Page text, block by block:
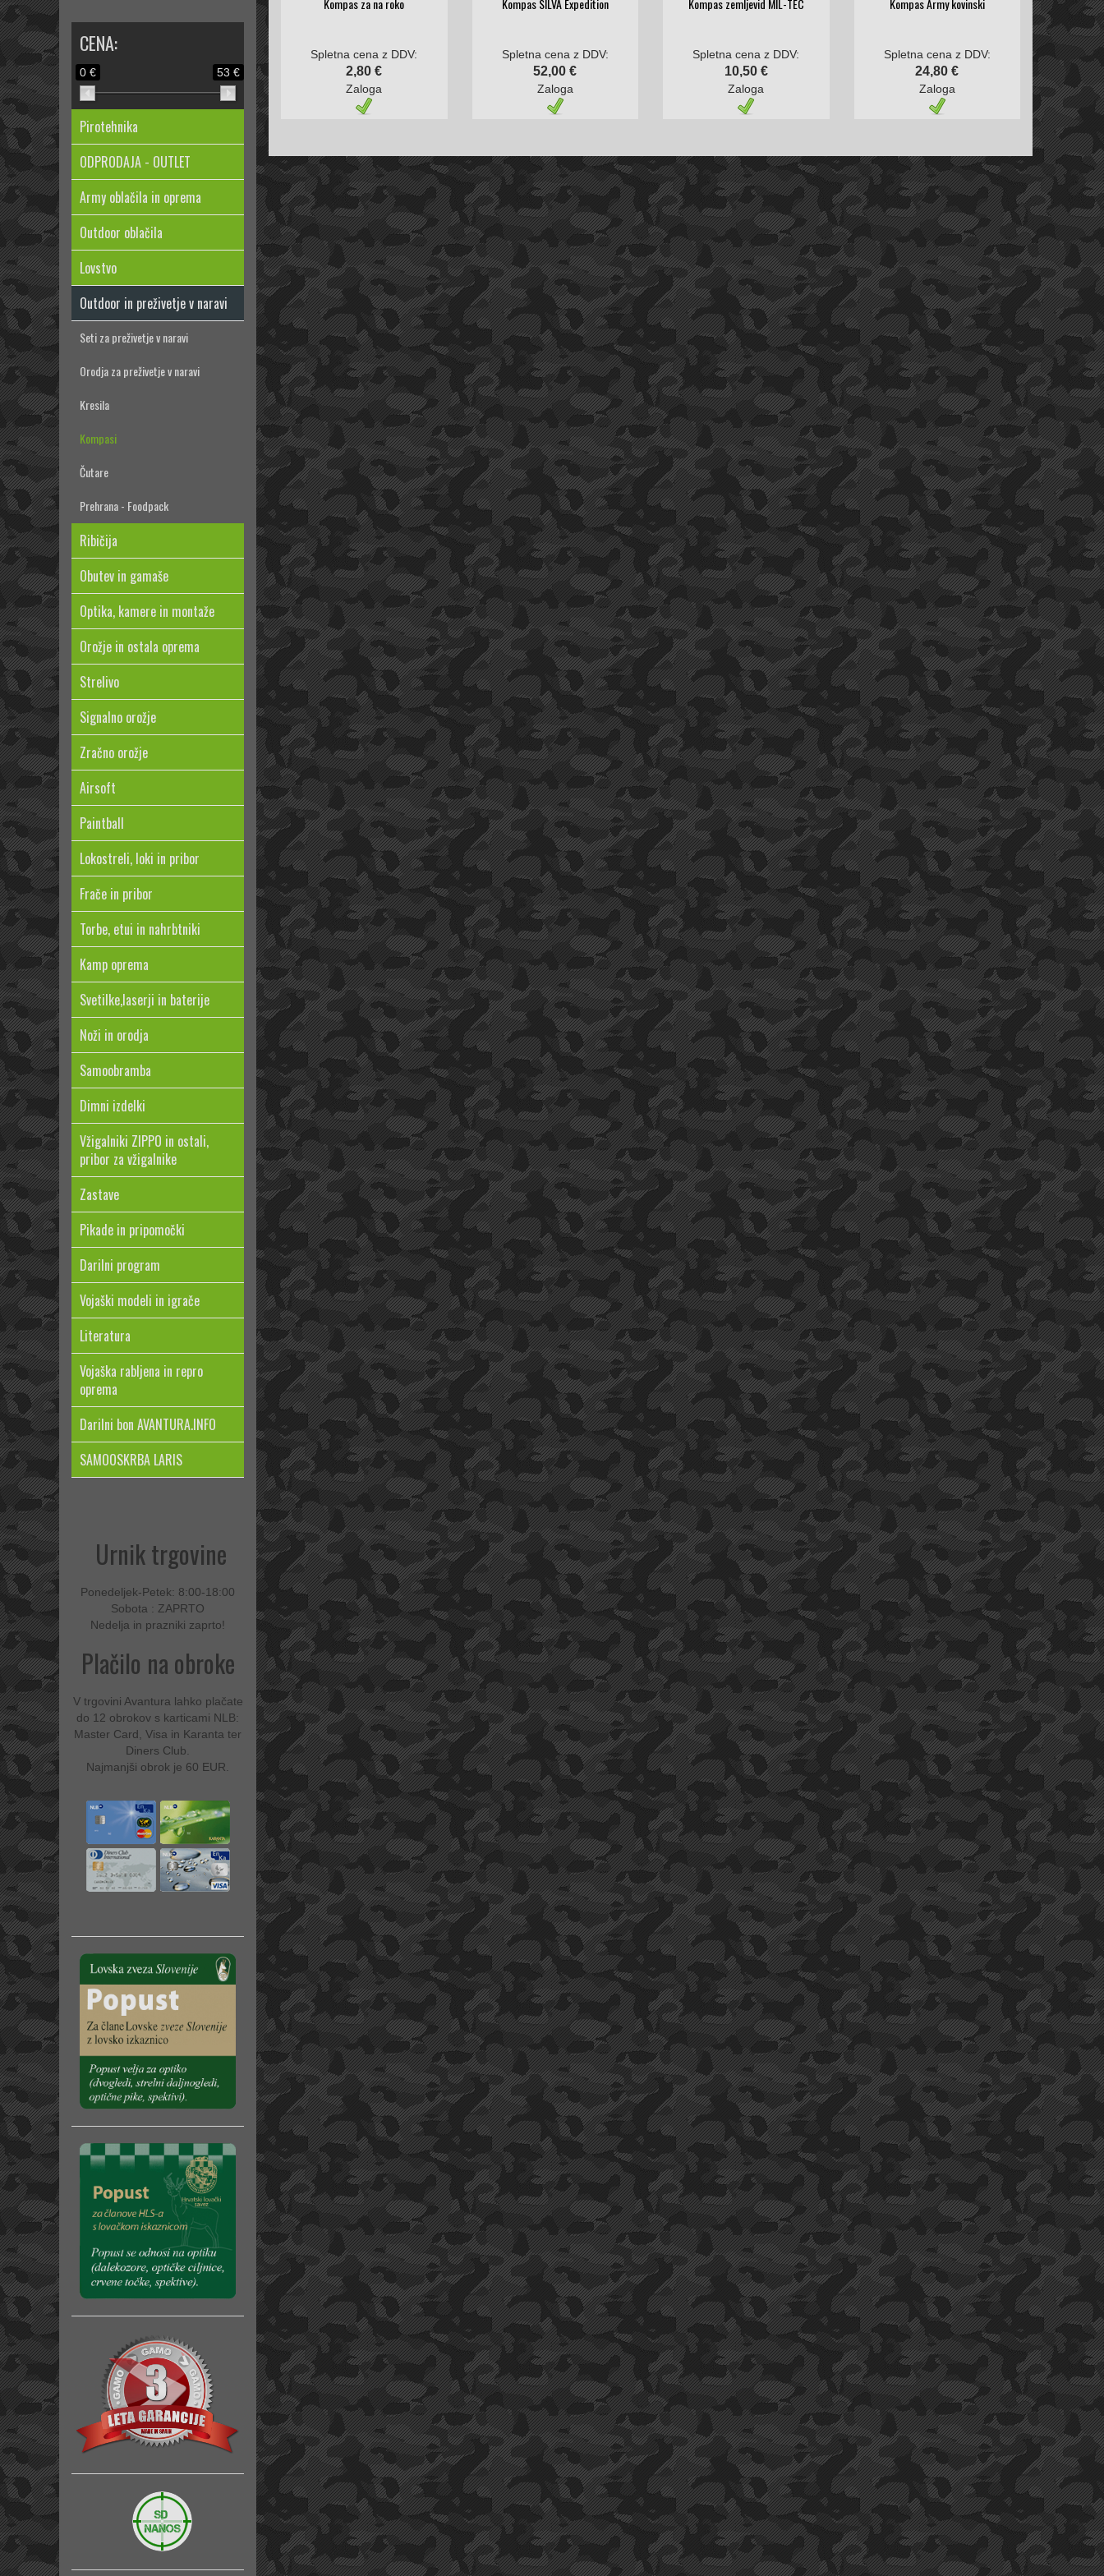
CENA:
0 € 53 €
Pirotehnika
ODPRODAJA - OUTLET
Army oblačila in oprema
Outdoor oblačila
Lovstvo
Outdoor in preživetje v naravi
Seti za preživetje v naravi
Orodja za preživetje v naravi
Kresila
Kompasi
Čutare
Prehrana - Foodpack
Ribičija
Obutev in gamaše
Optika, kamere in montaže
Orožje in ostala oprema
Strelivo
Signalno orožje
Zračno orožje
Airsoft
Paintball
Lokostreli, loki in pribor
Frače in pribor
Torbe, etui in nahrbtniki
Kamp oprema
Svetilke,laserji in baterije
Noži in orodja
Samoobramba
Dimni izdelki
Vžigalniki ZIPPO in ostali,
pribor za vžigalnike
Zastave
Pikade in pripomočki
Darilni program
Vojaški modeli in igrače
Literatura
Vojaška rabljena in repro
oprema
Darilni bon AVANTURA.INFO
SAMOOSKRBA LARIS
Urnik trgovine
Ponedeljek-Petek: 8:00-18:00
Sobota : ZAPRTO
Nedelja in prazniki zaprto!
Plačilo na obroke
V trgovini Avantura lahko plačate
do 12 obrokov s karticami NLB:
Master Card, Visa in Karanta ter
Diners Club.
Najmanjši obrok je 60 EUR.
Kompas za na roko
Spletna cena z DDV:
2,80 €
Zaloga
Kompas SILVA Expedition
Spletna cena z DDV:
52,00 €
Zaloga
Kompas zemljevid MIL-TEC
Spletna cena z DDV:
10,50 €
Zaloga
Kompas Army kovinski
Spletna cena z DDV:
24,80 €
Zaloga